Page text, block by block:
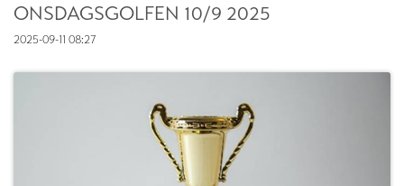
ONSDAGSGOLFEN 10/9 2025
2025-09-11 08:27